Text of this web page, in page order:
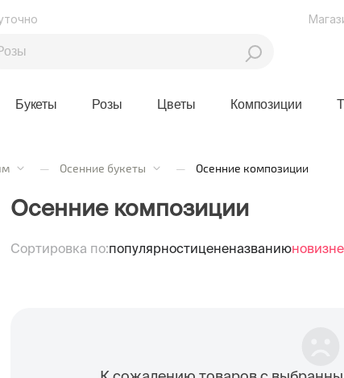
Букеты Розы Цветы Композиции
— Осенние букеты — Осенние композиции
Осенние композиции
Сортировка по:популярностицененазваниюновизне